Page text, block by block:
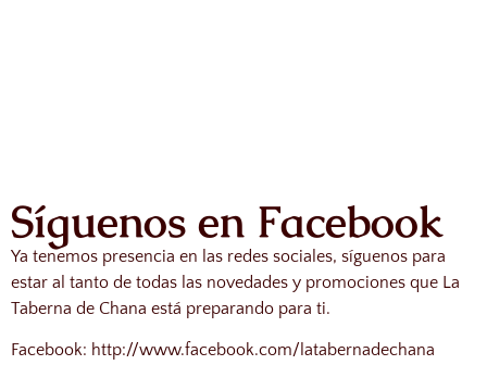
Síguenos en Facebook
Ya tenemos presencia en las redes sociales, síguenos para
estar al tanto de todas las novedades y promociones que La
Taberna de Chana está preparando para ti.
Facebook: http://www.facebook.com/latabernadechana